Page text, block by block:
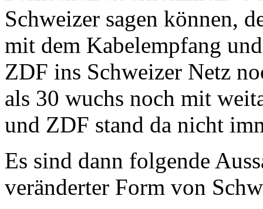
Schweizer sagen können,
mit dem Kabelempfang
ZDF ins Schweizer Netz
als 30 wuchs noch mit
und ZDF stand da nicht
Es sind dann folgende
veränderter Form von